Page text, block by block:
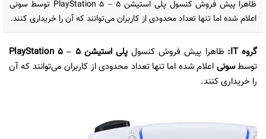
ظاهرا پیش فروش کنسول پلی استیشن ۵ – PlayStation 5 توسط سونی
اعلام شده اما تنها تعداد محدودی از کاربران می‌توانند که آن را خریداری کنند.
گروه IT: ظاهرا پیش فروش کنسولپلی استیشن ۵ – PlayStation 5
توسطسونی اعلام شده اما تنها تعداد محدودی از کاربران می‌توانند که آن
را خریداری کنند.